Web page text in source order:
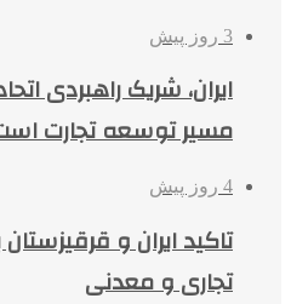
3 روز پیش
ایران، شریک راهبردی
مسیر توسعه تجارت
4 روز پیش
تاکید ایران و
تجاری و معدنی